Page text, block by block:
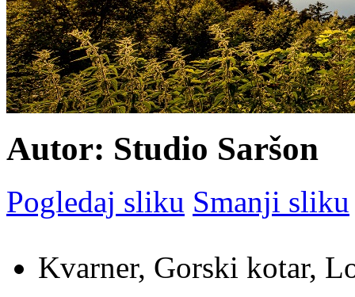
Autor: Studio Saršon
Pogledaj sliku Smanji sliku
Kvarner, Gorski kotar,